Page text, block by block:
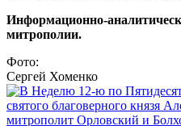
Информационно-
митрополии.
Фото:
Сергей Хоменко